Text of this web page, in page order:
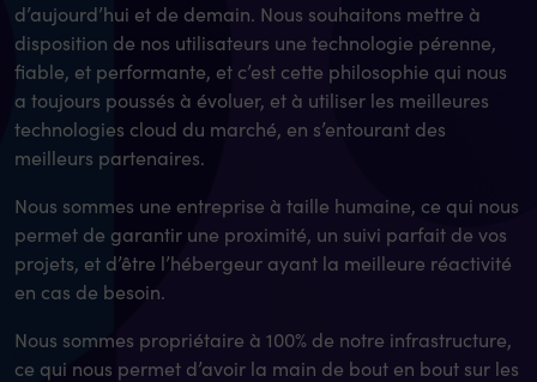
d’aujourd’hui et de demain. Nous souhaitons mettre à
disposition de nos utilisateurs une technologie pérenne,
fiable, et performante, et c’est cette philosophie qui nous
a toujours poussés à évoluer, et à utiliser les meilleures
technologies cloud du marché, en s’entourant des
meilleurs partenaires.
Nous sommes une entreprise à taille humaine, ce qui nous
permet de garantir une proximité, un suivi parfait de vos
projets, et d’être l’hébergeur ayant la meilleure réactivité
en cas de besoin.
Nous sommes propriétaire à 100% de notre infrastructure,
ce qui nous permet d’avoir la main de bout en bout sur les